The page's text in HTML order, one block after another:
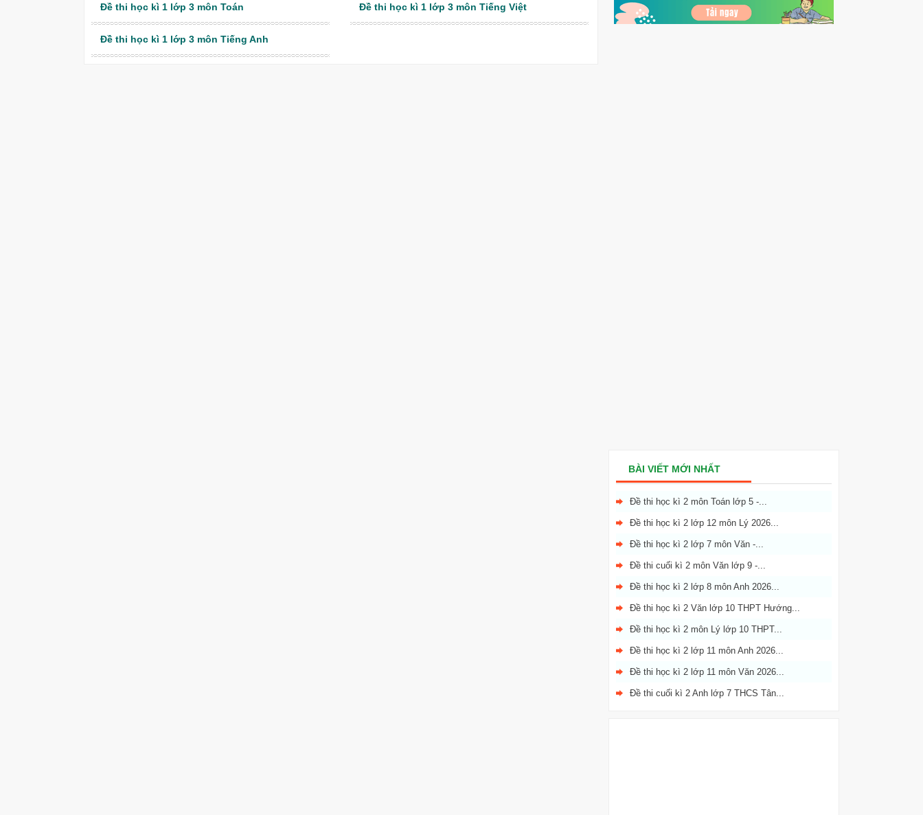
Đề thi học kì 1 lớp 3 môn Toán Đề thi học kì 1 lớp 3 môn Tiếng Việt
Đề thi học kì 1 lớp 3 môn Tiếng Anh
BÀI VIẾT MỚI NHẤT
Đề thi học kì 2 môn Toán lớp 5 -...
Đề thi học kì 2 lớp 12 môn Lý 2026...
Đề thi học kì 2 lớp 7 môn Văn -...
Đề thi cuối kì 2 môn Văn lớp 9 -...
Đề thi học kì 2 lớp 8 môn Anh 2026...
Đề thi học kì 2 Văn lớp 10 THPT Hướng...
Đề thi học kì 2 môn Lý lớp 10 THPT...
Đề thi học kì 2 lớp 11 môn Anh 2026...
Đề thi học kì 2 lớp 11 môn Văn 2026...
Đề thi cuối kì 2 Anh lớp 7 THCS Tân...